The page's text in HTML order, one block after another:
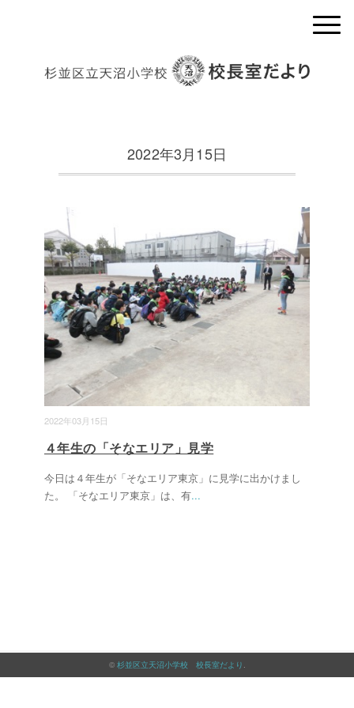
2022年3月15日
2022年03月15日
４年生の「そなエリア」見学
今日は４年生が「そなエリア東京」に見学に出かけまし
た。 「そなエリア東京」は、有...
© 杉並区立天沼小学校 校長室だより .